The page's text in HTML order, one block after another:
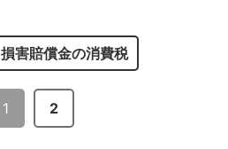
損害賠償金の消費税
1 2